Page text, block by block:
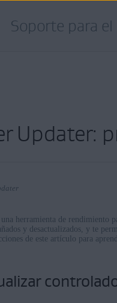
Soporte para
Updater:
una herramienta de rendimiento
y desactualizados, y te
de este artículo para